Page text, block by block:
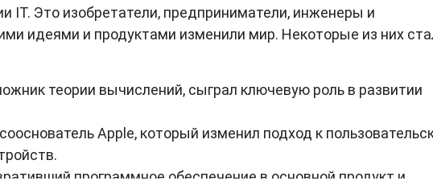
IT. Это изобретатели, предприниматели, инженеры и
идеями и продуктами изменили мир. Некоторые из них
теории вычислений, сыграл ключевую роль в развитии
Apple, который изменил подход к
программное обеспечение в основной продукт и